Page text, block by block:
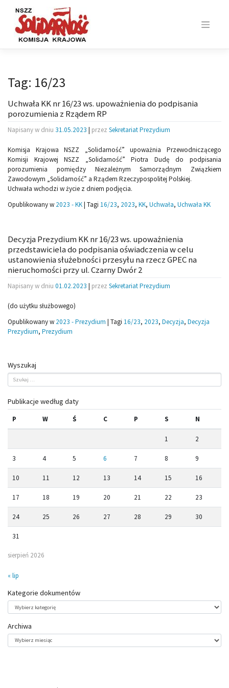
content
Tag: 16/23
Uchwała KK nr 16/23 ws. upoważnienia do podpisania
porozumienia z Rządem RP
Napisany w dniu 31.05.2023 | przez Sekretariat Prezydium
Komisja Krajowa NSZZ „Solidarność” upoważnia Przewodniczącego
Komisji Krajowej NSZZ „Solidarność” Piotra Dudę do podpisania
porozumienia pomiędzy Niezależnym Samorządnym Związkiem
Zawodowym „Solidarność” a Rządem Rzeczypospolitej Polskiej.
Uchwała wchodzi w życie z dniem podjęcia.
Opublikowany w 2023 - KK| Tagi 16/23, 2023, KK, Uchwała, Uchwała KK
Decyzja Prezydium KK nr 16/23 ws. upoważnienia
przedstawiciela do podpisania oświadczenia w celu
ustanowienia służebności przesyłu na rzecz GPEC na
nieruchomości przy ul. Czarny Dwór 2
Napisany w dniu 01.02.2023 | przez Sekretariat Prezydium
(do użytku służbowego)
Opublikowany w 2023 - Prezydium | Tagi 16/23, 2023, Decyzja, Decyzja
Prezydium, Prezydium
Wyszukaj
Publikacje według daty
sierpień 2026
P W Ś C P S N
1 2
3 4 5 6 7 8 9
10 11 12 13 14 15 16
17 18 19 20 21 22 23
24 25 26 27 28 29 30
31
« lip
Kategorie dokumentów
dokumentów
Archiwa
Archiwa